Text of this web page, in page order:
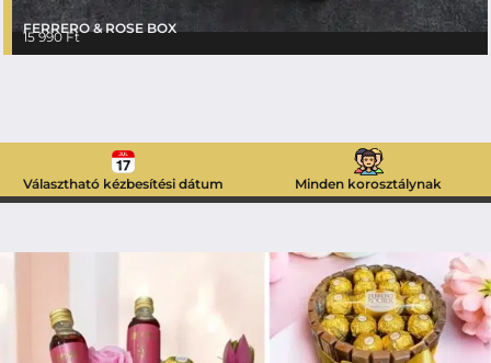
FERRERO & ROSE BOX
15 990Ft
Választható kézbesítési dátum Minden korosztálynak